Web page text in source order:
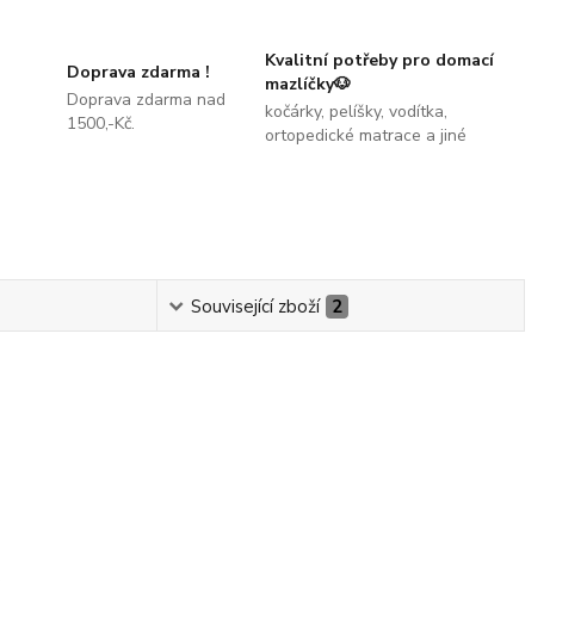
Doprava zdarma !
Doprava zdarma nad
1500,-Kč.
Kvalitní potřeby pro domací
mazlíčky🐶
kočárky, pelíšky, vodítka,
ortopedické matrace a jiné
Související zboží 2